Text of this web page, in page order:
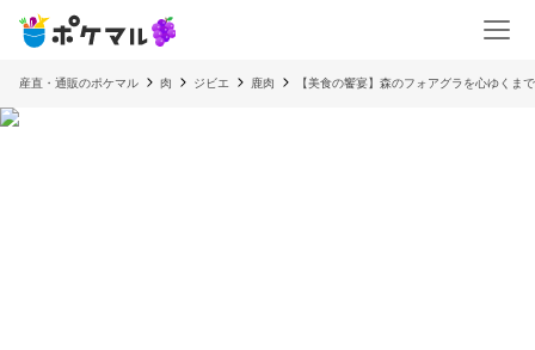
産直・通販のポケマル 肉 ジビエ 鹿肉 【美食の饗宴】森のフォアグラを心ゆくま